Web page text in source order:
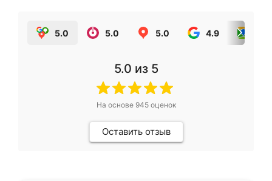
5.0 5.0 5.0 4.9
5.0 из 5
На основе 945оценок
Оставить отзыв